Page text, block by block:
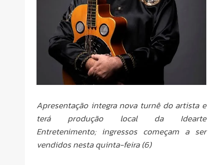
Apresentação integra nova turnê do artista e
terá produção local da Idearte
Entretenimento; ingressos começam a ser
vendidos nesta quinta-feira (6)